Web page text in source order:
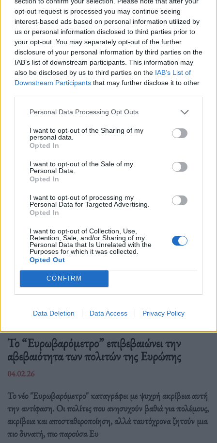
opt-out request is processed you may continue seeing
interest-based ads based on personal information utilized by
us or personal information disclosed to third parties prior to
your opt-out. You may separately opt-out of the further
disclosure of your personal information by third parties on the
IAB’s list of downstream participants. This information may
also be disclosed by us to third parties on the IAB’s List of
Downstream Participants that may further disclose it to other
Personal Data Processing Opt Outs
I want to opt-out of the Sharing of my
personal data.
Opted In
I want to opt-out of the Sale of my
Personal Data.
Opted In
I want to opt-out of processing my
Personal Data for Targeted Advertising.
Opted In
I want to opt-out of Collection, Use,
Retention, Sale, and/or Sharing of my
Personal Data that Is Unrelated with the
Purposes for which it was collected.
Opted Out
CONFIRM
Data Deletion Data Access Privacy Policy
Διεθνή
Ο Πάπας Λέων ΙΔ’ και η εγκύκλιος για την
Τεχνητή Νοημοσύνη, τη δημοκρατία και τη
συγκέντρωση ισχύος
Στην πρώτη του εγκύκλιο "Magnifica Humanitas", ο Πάπας
καταγγείλει την ανισότητα, τον πόλεμο, τη διάβρωση της
δημοκρατίας και τη συγκέντρωση εξουσίας σε
Το “Ευρωβαρόμετρο” επιβεβαιώνει την
αβεβαιότητα των πολιτών της Ευρώπης
04.02.26
Το νέο "Ευρωβαρόμετρο" καταγράφει με ψυχρή ακρίβεια αυτή
την αντίφαση. Oι πολίτες που ανησυχούν βαθιά για πολέμους,
ακρίβεια και αποσταθεροποίηση, αλλά ταυτόχρονα ζητούν μια
πιο δυνατή, πιο παρούσα Ευ